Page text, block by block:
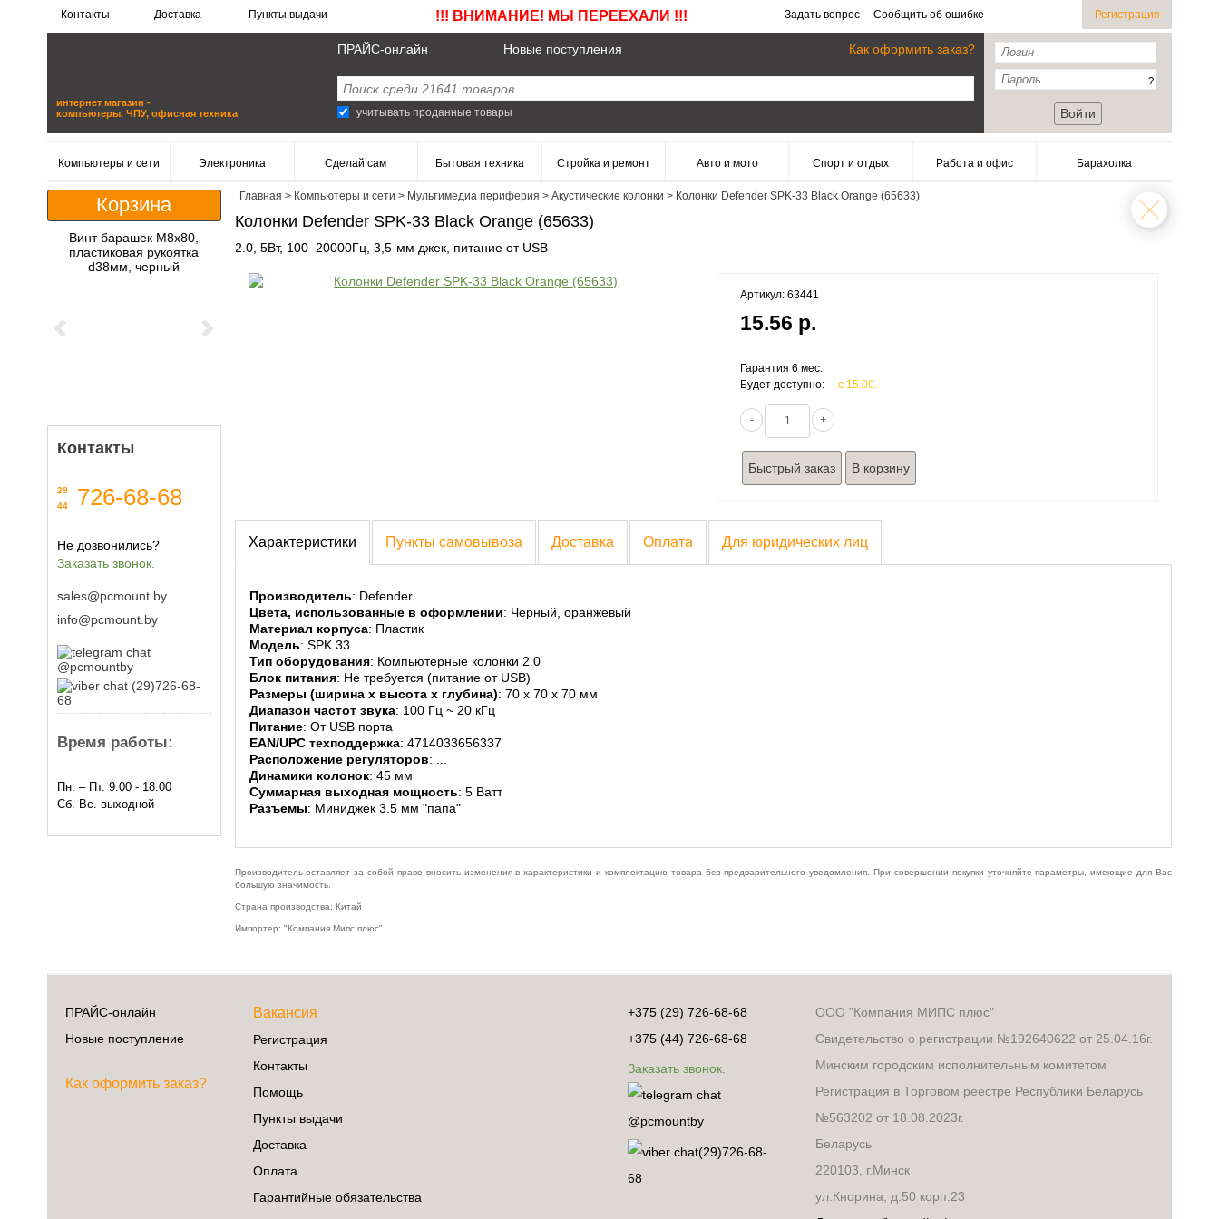
Контакты Доставка Пункты выдачи !!! ВНИМАНИЕ! МЫ ПЕРЕЕХАЛИ !!! Задать вопрос Сообщить об ошибке Регистрация
интернет магазин -
компьютеры, ЧПУ, офисная техника
ПРАЙС-онлайн Новые поступления Как оформить заказ?
учитывать проданные товары
?
Войти
Компьютеры и сети Электроника Сделай сам Бытовая техника Стройка и ремонт Авто и мото Спорт и отдых Работа и офис Барахолка
Корзина
Винт барашек M8x80,
пластиковая рукоятка
d38мм, черный
Previous Next
Контакты
29
44
726-68-68
Не дозвонились?
Заказать звонок.
sales@pcmount.by
info@pcmount.by
@pcmountby
(29)726-68-
68
Время работы:
Пн. – Пт. 9.00 - 18.00
Сб. Вс. выходной
Главная > Компьютеры и сети > Мультимедиа периферия > Акустические колонки > Колонки Defender SPK-33 Black Orange (65633)
Колонки Defender SPK-33 Black Orange (65633)
2.0, 5Вт, 100–20000Гц, 3,5-мм джек, питание от USB
Артикул: 63441
15.56 р.
Гарантия 6 мес.
Будет доступно:
, c 15.00.
- +
Быстрый заказ
Характеристики Пункты самовывоза Доставка Оплата Для юридических лиц
Производитель: Defender
Цвета, использованные в оформлении: Черный, оранжевый
Материал корпуса: Пластик
Модель: SPK 33
Тип оборудования: Компьютерные колонки 2.0
Блок питания: Не требуется (питание от USB)
Размеры (ширина x высота x глубина): 70 x 70 x 70 мм
Диапазон частот звука: 100 Гц ~ 20 кГц
Питание: От USB порта
EAN/UPC техподдержка: 4714033656337
Расположение регуляторов: ...
Динамики колонок: 45 мм
Суммарная выходная мощность: 5 Ватт
Разъемы: Миниджек 3.5 мм "папа"
Производитель оставляет за собой право вносить изменения в характеристики и комплектацию товара без предварительного уведомления. При совершении покупки уточняйте параметры, имеющие для Вас
большую значимость.
Страна производства: Китай
Импортер: "Компания Мипс плюс"
ПРАЙС-онлайн
Новые поступление
Как оформить заказ?
Вакансия
Регистрация
Контакты
Помощь
Пункты выдачи
Доставка
Оплата
Гарантийные обязательства
+375 (29) 726-68-68
+375 (44) 726-68-68
Заказать звонок.
@pcmountby
(29)726-68-
68
ООО "Компания МИПС плюс"
Свидетельство о регистрации №192640622 от 25.04.16г.
Минским городским исполнительным комитетом
Регистрация в Торговом реестре Республики Беларусь
№563202 от 18.08.2023г.
Беларусь
220103, г.Минск
ул.Кнорина, д.50 корп.23